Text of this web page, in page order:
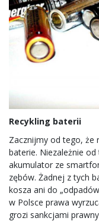
Recykling baterii
Zacznijmy od tego, że
baterie. Niezależnie od
akumulator ze
zębów. Żadnej z tych
kosza ani do
w Polsce prawa
grozi sankcjami